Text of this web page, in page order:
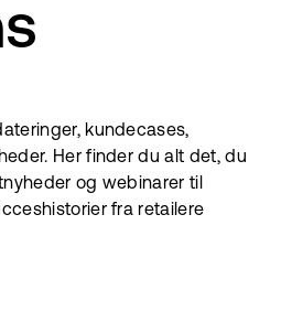
kundecases,
Her finder du alt det, du
og webinarer til
fra retailere